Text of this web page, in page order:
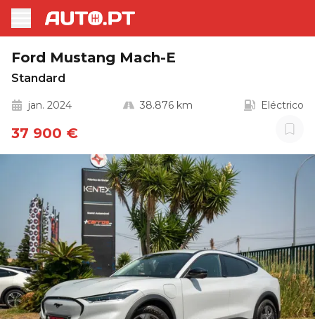
Ford Mustang Mach-E
Standard
jan. 2024 38.876 km Eléctrico
37 900 €